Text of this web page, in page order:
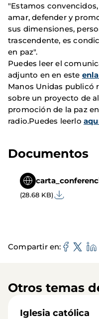
"Estamos
amar, defender y
sus dimensiones,
trascendente, es
en paz".
Puedes leer el
adjunto en en este
Manos Unidas publicó
sobre un proyecto de
promoción de la paz
radio.Puedes leerlo
Documentos
(28.68 KB)
Compartir en
Otros temas
Iglesia católica